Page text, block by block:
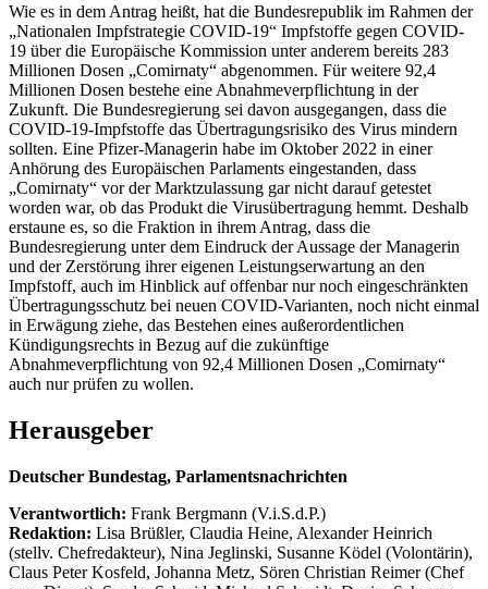
Wie es in dem Antrag heißt, hat die Bundesrepublik im Rahmen der
„Nationalen Impfstrategie COVID-19“ Impfstoffe gegen COVID-
19 über die Europäische Kommission unter anderem bereits 283
Millionen Dosen „Comirnaty“ abgenommen. Für weitere 92,4
Millionen Dosen bestehe eine Abnahmeverpflichtung in der
Zukunft. Die Bundesregierung sei davon ausgegangen, dass die
COVID-19-Impfstoffe das Übertragungsrisiko des Virus mindern
sollten. Eine Pfizer-Managerin habe im Oktober 2022 in einer
Anhörung des Europäischen Parlaments eingestanden, dass
„Comirnaty“ vor der Marktzulassung gar nicht darauf getestet
worden war, ob das Produkt die Virusübertragung hemmt. Deshalb
erstaune es, so die Fraktion in ihrem Antrag, dass die
Bundesregierung unter dem Eindruck der Aussage der Managerin
und der Zerstörung ihrer eigenen Leistungserwartung an den
Impfstoff, auch im Hinblick auf offenbar nur noch eingeschränkten
Übertragungsschutz bei neuen COVID-Varianten, noch nicht einmal
in Erwägung ziehe, das Bestehen eines außerordentlichen
Kündigungsrechts in Bezug auf die zukünftige
Abnahmeverpflichtung von 92,4 Millionen Dosen „Comirnaty“
auch nur prüfen zu wollen.
Herausgeber
Deutscher Bundestag, Parlamentsnachrichten
Verantwortlich: Frank Bergmann (V.i.S.d.P.)
Redaktion: Lisa Brüßler, Claudia Heine, Alexander Heinrich
(stellv. Chefredakteur), Nina Jeglinski, Susanne Ködel (Volontärin),
Claus Peter Kosfeld, Johanna Metz, Sören Christian Reimer (Chef